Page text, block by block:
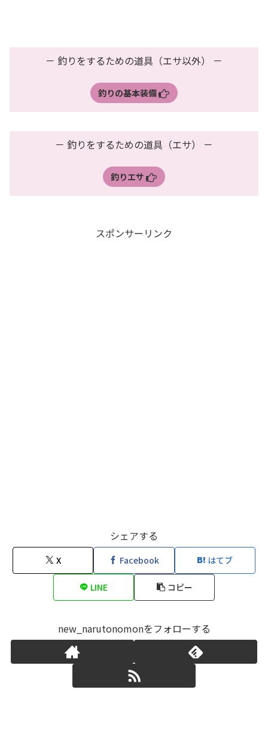
－ 釣りをするための道具（エサ以外） －
釣りの基本装備
－ 釣りをするための道具（エサ） －
釣りエサ
スポンサーリンク
シェアする
X Facebook はてブ
LINE コピー
new_narutonomonをフォローする